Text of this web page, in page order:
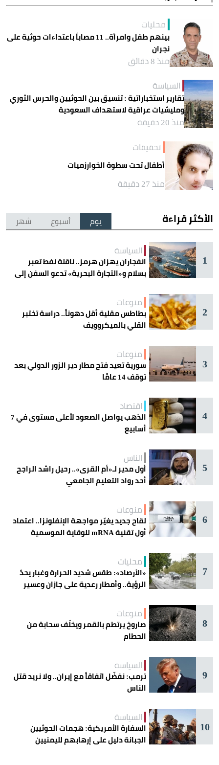
محليات
بينهم طفل وامرأة.. 11 مصاباً باعتداءات حوثية على
نجران
منذ 8 دقائق
السياسة
تقارير استخباراتية : تنسيق بين الحوثيين والحرس الثوري
ومليشيات عراقية لاستهداف السعودية
منذ 20 دقيقة
تحقيقات
أطفال تحت سطوة الخوارزميات
منذ 27 دقيقة
الأكثر قراءة يوم أسبوع شهر
1
السياسة
انفجاران يهزان هرمز.. ناقلة نفط تعبر
بسلام و«التجارة البحرية» تدعو السفن إلى
2
منوعات
بطاطس مقلية أقل دهوناً.. دراسة تختبر
القلي بالميكروويف
3
منوعات
سورية تعيد فتح مطار دير الزور الدولي بعد
توقف 14 عامًا
4
اقتصاد
الذهب يواصل الصعود لأعلى مستوى في 7
أسابيع
5
الناس
أول مدير لـ«أم القرى».. رحيل راشد الراجح
أحد رواد التعليم الجامعي
6
منوعات
لقاح جديد يغيّر مواجهة الإنفلونزا.. اعتماد
أول تقنية mRNA للوقاية الموسمية
7
محليات
«الأرصاد»: طقس شديد الحرارة وغبار يحدّ
الرؤية.. وأمطار رعدية على جازان وعسير
8
منوعات
صاروخ يرتطم بالقمر ويخلّف سحابة من
الحطام
9
السياسة
ترمب: نفضّل اتفاقاً مع إيران.. ولا نريد قتل
الناس
10
السياسة
السفارة الأمريكية: هجمات الحوثيين
الجبانة دليل على إرهابهم لليمنيين